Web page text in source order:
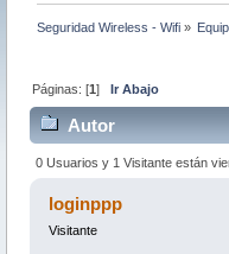
Seguridad Wireless - Wifi »
Páginas: [1]Ir Abajo
Autor
0 Usuarios y 1 Visitante están
loginppp
Visitante